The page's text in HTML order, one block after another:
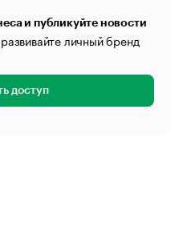
и публикуйте новости
личный бренд
доступ